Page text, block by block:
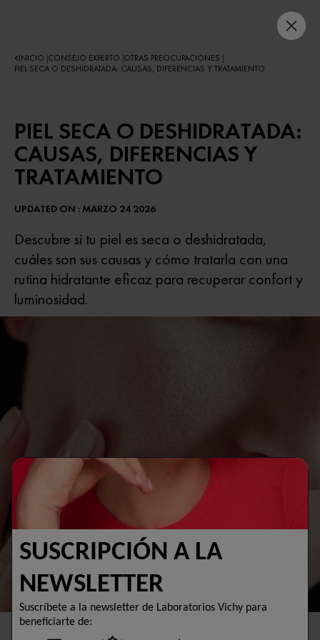
INICIO CONSEJO EXPERTO OTRAS PREOCUPACIONES
PIEL SECA O DESHIDRATADA: CAUSAS, DIFERENCIAS Y TRATAMIENTO
PIEL SECA O DESHIDRATADA:
CAUSAS, DIFERENCIAS Y
TRATAMIENTO
Descubre si tu piel es seca o deshidratada,
cuáles son sus causas y cómo tratarla con una
rutina hidratante eficaz para recuperar confort y
luminosidad.
UPDATED ON : MARZO 24 2026
SUSCRIPCIÓN A LA
NEWSLETTER
Suscríbete a la newsletter de Laboratorios Vichy para
beneficiarte de: